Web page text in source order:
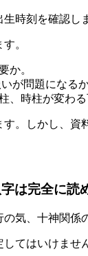
時刻を確認し
。
か。
が問題になるか
、時柱が変わる
。しかし、
は完全に読
気、十神関係
てはいけませ